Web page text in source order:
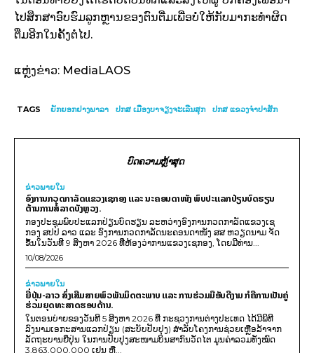
ໄປສຶກສາອົບຮົມລູກຫຼານຂອງຕົນຕື່ມເພື່ອບໍ່ໃຫ້ກັບມາກະທຳຜິດ
ຕື່ມອີກໃນຄັ້ງຕໍ່ໄປ.
ແຫຼ່ງຂ່າວ: MediaLAOS
TAGS ຍັກຍອກຢາງພາລາ ປກສ ເມືອງບາຈຽງຈະເລີນສຸກ ປກ​ສ ແຂວງ​ຈຳ​ປາ​ສັກ
ບົດຄວາມຫຼ້າສຸດ
ຂ່າວພາຍ​ໃນ
ອົງການກວດກາລັດແຂວງເຊກອງ ແລະ ນະຄອນດາໜັງ ພົບປະແລກປ່ຽນບົດຮຽນ
ຕ້ານການສໍ້ລາດບັງຫຼວງ.
ກອງປະຊຸມພົບປະແລກປ່ຽນບົດຮຽນ ລະຫວ່າງອົງການກວດກາລັດແຂວງເຊ
ກອງ ສປປ ລາວ ແລະ ອົງການກວດກາລັດນະຄອນດາໜັງ ສສ ຫວຽດນາມ ຈັດ
ຂຶ້ນໃນວັນທີ 9 ສິງຫາ 2026 ທີ່ຫ້ອງວ່າການແຂວງເຊກອງ, ໂດຍມີທ່ານ...
10/08/2026
ຂ່າວພາຍ​ໃນ
ຍີ່ປຸ່ນ-ລາວ ສົ່ງເສີມສາຍພົວພັນມິດຕະພາບ ແລະ ການຮ່ວມມືອັນດີງາມ ກໍຄືການເປັນຄູ່
ຮ່ວມຍຸດທະສາດຮອບດ້ານ.
ໃນຕອນບ່າຍຂອງວັນທີ 5 ສິງຫາ 2026 ທີ່ ກະຊວງການຕ່າງປະເທດ ໄດ້ມີພິທີ
ລົງນາມເອກະສານແລກປ່ຽນ (ສະບັບປັບປຸງ) ສໍາລັບໂຄງການຊ່ວຍເຫຼືອລ້າຈາກ
ລັດຖະບານຍີ່ປຸ່ນ ໃນການປັບປຸງສະໜາມບິນສາກົນວັດໄຕ ມູນຄ່າລວມທັງໝົດ
3,863,000,000 ເຢນ ຫຼື...